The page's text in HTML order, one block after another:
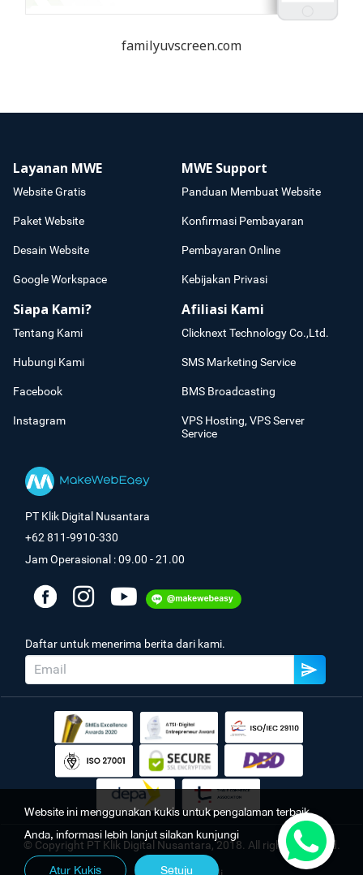
familyuvscreen.com
Layanan MWE
Website Gratis
Paket Website
Desain Website
Google Workspace
MWE Support
Panduan Membuat Website
Konfirmasi Pembayaran
Pembayaran Online
Kebijakan Privasi
Siapa Kami?
Tentang Kami
Hubungi Kami
Facebook
Instagram
Afiliasi Kami
Clicknext Technology Co.,Ltd.
SMS Marketing Service
BMS Broadcasting
VPS Hosting, VPS Server
Service
PT Klik Digital Nusantara
+62 811-9910-330
Jam Operasional : 09.00 - 21.00
Daftar untuk menerima berita dari kami.
© Copyright PT Klik Digital Nusantara, 2018. All rights reserved.
Website ini menggunakan kukis untuk pengalaman terbaik
Anda, informasi lebih lanjut silakan kunjungi
Atur Kukis Setuju